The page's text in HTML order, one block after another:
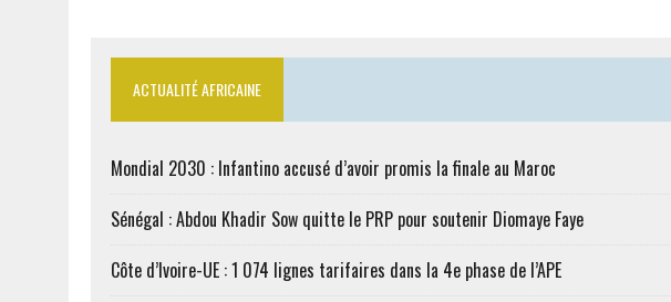
ACTUALITÉ AFRICAINE
Mondial 2030 : Infantino accusé d’avoir promis la finale au Maroc
Sénégal : Abdou Khadir Sow quitte le PRP pour soutenir Diomaye Faye
Côte d’Ivoire-UE : 1 074 lignes tarifaires dans la 4e phase de l’APE